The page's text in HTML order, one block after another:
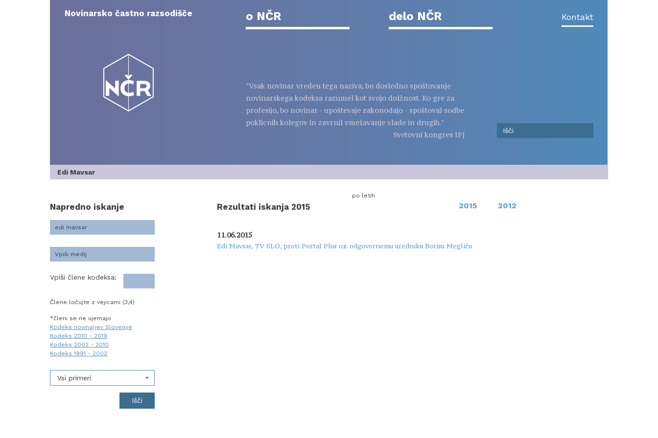
contentNovinarsko častno razsodišče o NČR delo NČR Kontakt
"Vsak novinar vreden tega naziva, bo dosledno spoštovanje
novinarskega kodeksa razumel kot svojo dolžnost. Ko gre za
profesijo, bo novinar - upoštevaje zakonodajo - spoštoval sodbe
poklicnih kolegov in zavrnil vmešavanje vlade in drugih."
Svetovni kongres IFJ
Edi Mavsar
Napredno iskanje
Vpiši člene kodeksa:
Člene ločujte z vejicami (3,4)
*členi se ne ujemajo
Kodeks novinarjev Slovenije
Kodeks 2010 - 2019
Kodeks 2002 - 2010
Kodeks 1991 - 2002
Vsi primeri
Rezultati iskanja 2015
po letih
2015 2012
11.06.2015
Edi Mavsar, TV SLO, proti Portal Plus oz. odgovornemu uredniku Borisu Megliču